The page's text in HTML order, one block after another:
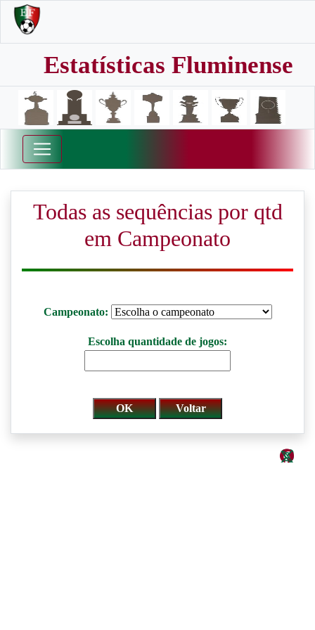
Estatísticas Fluminense
Todas as sequências por qtd
em Campeonato
Campeonato:
Escolha quantidade de jogos: